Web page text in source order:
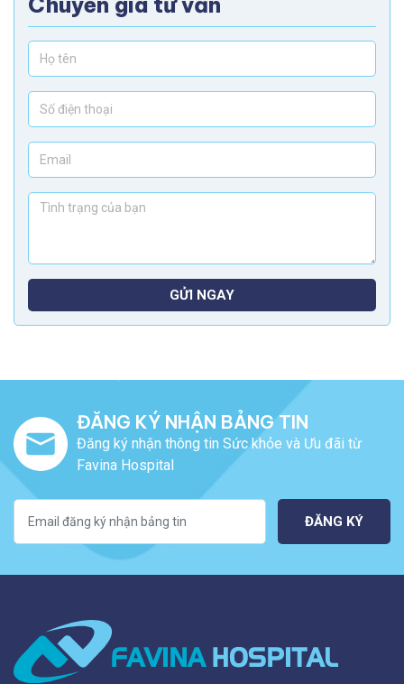
GỬI NGAY
ĐĂNG KÝ NHẬN BẢNG TIN
Đăng ký nhận thông tin Sức khỏe và Ưu đãi từ
Favina Hospital
ĐĂNG KÝ